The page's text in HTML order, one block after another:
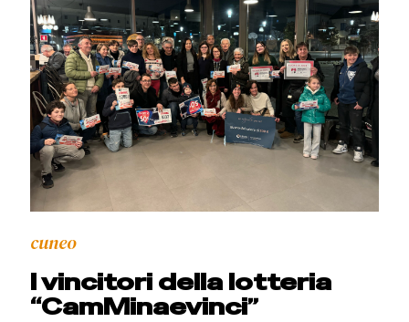
cuneo
I vincitori della lotteria
“CamMinaevinci”